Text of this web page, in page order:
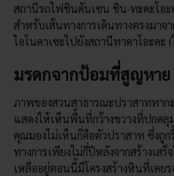
สถานีรถไฟชินคันเซน ชิน-ทะคะโอะ
สำหรับเส้นทางการเดินทางตรงมาจ
ไอโนคาเซะไปยังสถานีทาคาโอะคะ
มรดกจากป้อมที่สูญหาย
ภาพของสวนสาธารณะปราสาททาก
แสดงให้เห็นพื้นที่กว้างขวางที่ปกค
คุณมองไม่เห็นก็คือตัวปราสาท ซึ่งถู
ทางการเพียงไม่กี่ปีหลังจากสร้างเส
เหลืออยู่ตอนนี้มีโครงสร้างหินที่เคย